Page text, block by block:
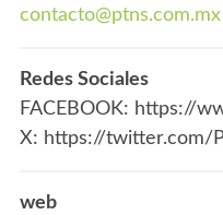
contacto@ptns.com.mx
Redes Sociales
FACEBOOK: https://
X: https://twitter.com/
web